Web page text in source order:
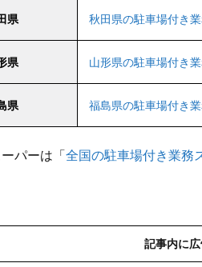
県 秋田県の駐車場付き
県 山形県の駐車場付き
県 福島県の駐車場付き
パーは「全国の駐車場付き業務
記事内に